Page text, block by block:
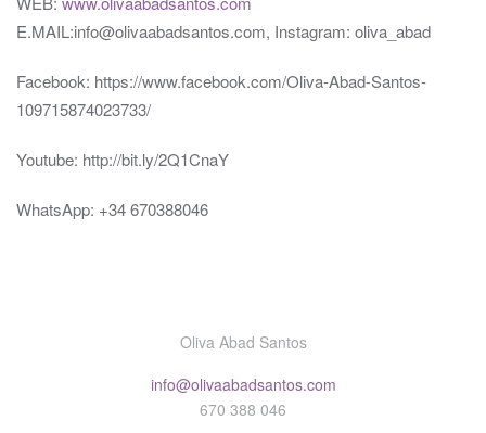
E.MAIL:info@olivaabadsantos.com, Instagram: oliva_abad
Facebook: https://www.facebook.com/Oliva-Abad-Santos-
109715874023733/
Youtube: http://bit.ly/2Q1CnaY
WhatsApp: +34 670388046
Oliva Abad Santos
info@olivaabadsantos.com
670 388 046